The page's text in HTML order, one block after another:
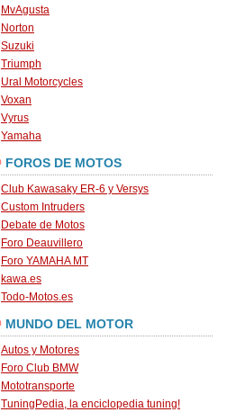
MvAgusta
Norton
Suzuki
Triumph
Ural Motorcycles
Voxan
Vyrus
Yamaha
FOROS DE MOTOS
Club Kawasaky ER-6 y Versys
Custom Intruders
Debate de Motos
Foro Deauvillero
Foro YAMAHA MT
kawa.es
Todo-Motos.es
MUNDO DEL MOTOR
Autos y Motores
Foro Club BMW
Mototransporte
TuningPedia, la enciclopedia tuning!